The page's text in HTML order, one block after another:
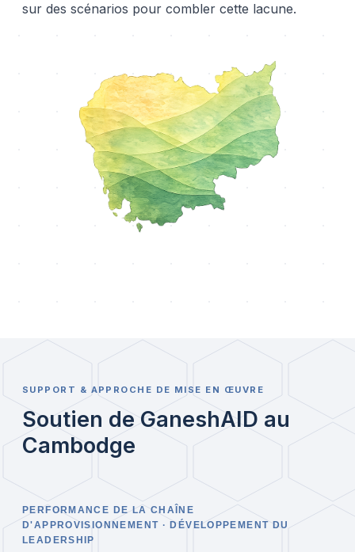
sur des scénarios pour combler cette lacune.
SUPPORT & APPROCHE DE MISE EN ŒUVRE
Soutien de GaneshAID au
Cambodge
PERFORMANCE DE LA CHAÎNE
D'APPROVISIONNEMENT · DÉVELOPPEMENT DU
LEADERSHIP